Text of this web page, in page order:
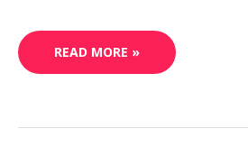
READ MORE »